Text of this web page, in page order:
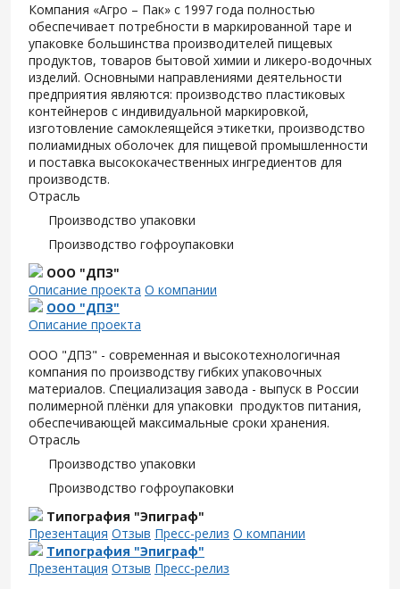
Компания «Агро – Пак» с 1997 года полностью
обеспечивает потребности в маркированной таре и
упаковке большинства производителей пищевых
продуктов, товаров бытовой химии и ликеро-водочных
изделий. Основными направлениями деятельности
предприятия являются: производство пластиковых
контейнеров с индивидуальной маркировкой,
изготовление самоклеящейся этикетки, производство
полиамидных оболочек для пищевой промышленности
и поставка высококачественных ингредиентов для
производств.
Отрасль
Производство упаковки
Производство гофроупаковки
ООО "ДПЗ"
Описание проекта О компании
ООО "ДПЗ"
Описание проекта
ООО "ДПЗ" - современная и высокотехнологичная
компания по производству гибких упаковочных
материалов. Специализация завода - выпуск в России
полимерной плёнки для упаковки продуктов питания,
обеспечивающей максимальные сроки хранения.
Отрасль
Производство упаковки
Производство гофроупаковки
Типография "Эпиграф"
Презентация Отзыв Пресс-релиз О компании
Типография "Эпиграф"
Презентация Отзыв Пресс-релиз